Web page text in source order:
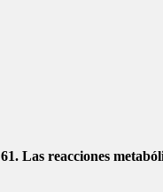
61. Las reacciones